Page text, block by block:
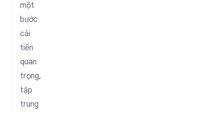
một
bước
cải
tiến
quan
trọng,
tập
trung